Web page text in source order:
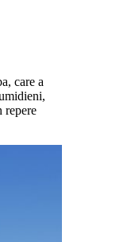
care a
repere